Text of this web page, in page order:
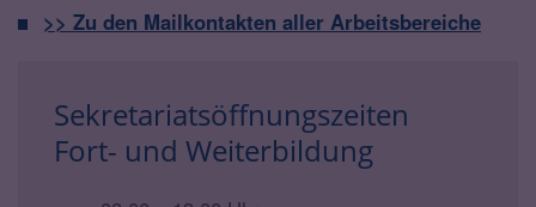
>> Zu den Mailkontakten aller Arbeitsbereiche
Sekretariatsöffnungszeiten
Fort- und Weiterbildung